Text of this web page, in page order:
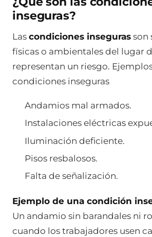
inseguras?
Las condiciones inseguras son
físicas o ambientales del lugar
representan un riesgo.
condiciones inseguras
Andamios mal armados.
Instalaciones eléctricas
Iluminación deficiente.
Pisos resbalosos.
Falta de señalización.
Ejemplo de una condición
Un andamio sin barandales ni
cuando los trabajadores usen